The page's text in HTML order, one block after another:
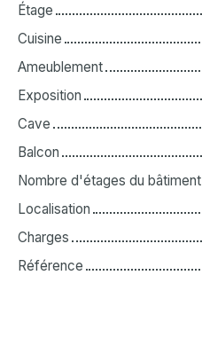
Étage
Cuisine
Ameublement
Exposition
Cave
Balcon
Nombre d'étages du bâtiment
Localisation
Charges
Référence